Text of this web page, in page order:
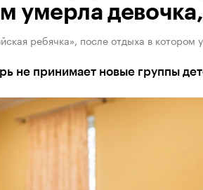
умерла
ребячка», после отдыха в котором
не принимает новые группы